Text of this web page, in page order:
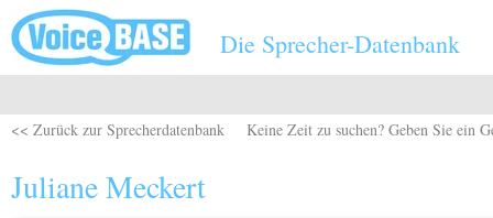
Direkt zum Inhalt
Die Sprecher-Datenbank
<< Zurück zur Sprecherdatenbank Keine Zeit zu suchen? Geben Sie ein
Juliane Meckert